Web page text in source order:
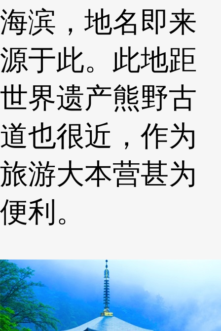
海滨，地名即来
源于此。此地距
世界遗产熊野古
道也很近，作为
旅游大本营甚为
便利。